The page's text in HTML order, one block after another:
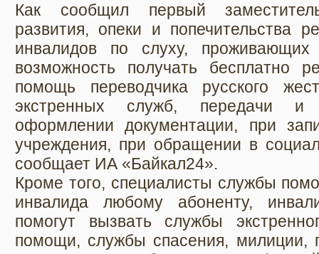
Как сообщил первый
развития, опеки и попечительства
инвалидов по слуху, проживающих
возможность получать бесплатно
помощь переводчика русского
экстренных служб, передачи и
оформлении документации, при
учреждения, при обращении в
сообщает ИА «Байкал24».
Кроме того, специалисты службы
инвалида любому абоненту,
помогут вызвать службы
помощи, службы спасения, милиции,